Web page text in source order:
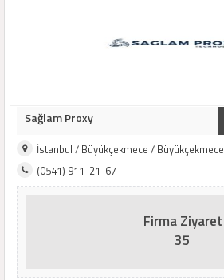
Sağlam Proxy
İstanbul / Büyükçekmece / Büyükçekmece
(0541) 911-21-67
Firma Ziyaret
35